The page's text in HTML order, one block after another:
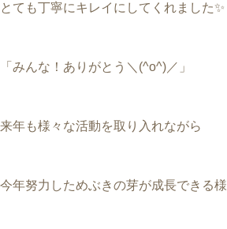
とても丁寧にキレイにしてくれました✨
「みんな！ありがとう＼(^o^)／」
来年も様々な活動を取り入れながら
今年努力しためぶきの芽が成長できる様